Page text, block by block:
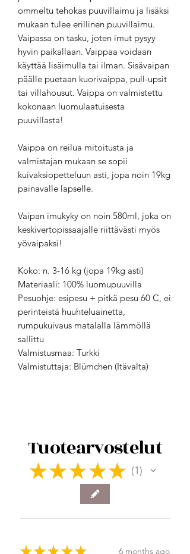
ommeltu tehokas puuvillaimu ja lisäksi
mukaan tulee erillinen puuvillaimu.
Vaipassa on tasku, joten imut pysyy
hyvin paikallaan. Vaippaa voidaan
käyttää lisäimulla tai ilman. Sisävaipan
päälle puetaan kuorivaippa, pull-upsit
tai villahousut. Vaippa on valmistettu
kokonaan luomulaatuisesta
puuvillasta!
Vaippa on reilua mitoitusta ja
valmistajan mukaan se sopii
kuivaksiopetteluun asti, jopa noin 19kg
painavalle lapselle.
Vaipan imukyky on noin 580ml, joka on
keskivertopissaajalle riittävästi myös
yövaipaksi!
Koko: n. 3-16 kg (jopa 19kg asti)
Materiaali: 100% luomupuuvilla
Pesuohje: esipesu + pitkä pesu 60 C, ei
perinteistä huuhteluainetta,
rumpukuivaus matalalla lämmöllä
sallittu
Valmistusmaa: Turkki
Valmistuttaja: Blümchen (Itävalta)
Tuotearvostelut
★ ★ ★ ★ ★ 1
1
6 months ago